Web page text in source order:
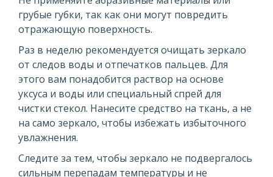
грубые губки, так как они могут повредить
отражающую поверхность.
Раз в неделю рекомендуется очищать зеркало
от следов воды и отпечатков пальцев. Для
этого вам понадобится раствор на основе
уксуса и воды или специальный спрей для
чистки стекол. Нанесите средство на ткань, а не
на само зеркало, чтобы избежать избыточного
увлажнения.
Следите за тем, чтобы зеркало не подвергалось
сильным перепадам температуры и не